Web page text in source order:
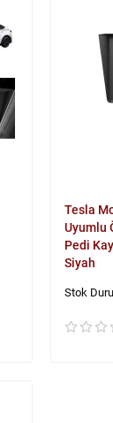
Tesla
Uyumlu
Pedi
Siyah